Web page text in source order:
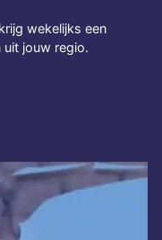
wekelijks een
uit jouw regio.